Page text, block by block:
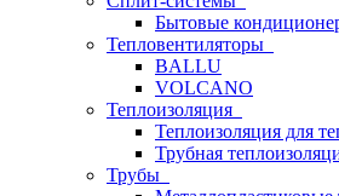
Бытовые
Тепловентиляторы
BALLU
VOLCANO
Теплоизоляция
Теплоизоляция для
Трубная
Трубы